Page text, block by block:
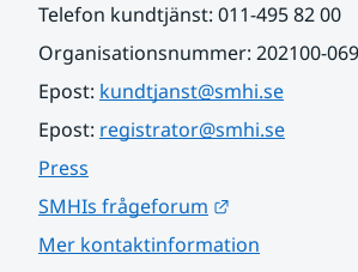
Telefon kundtjänst: 011-495 82 00
Organisationsnummer: 202100-
Epost: kundtjanst@smhi.se
Epost: registrator@smhi.se
Press
SMHIs frågeforum
Mer kontaktinformation